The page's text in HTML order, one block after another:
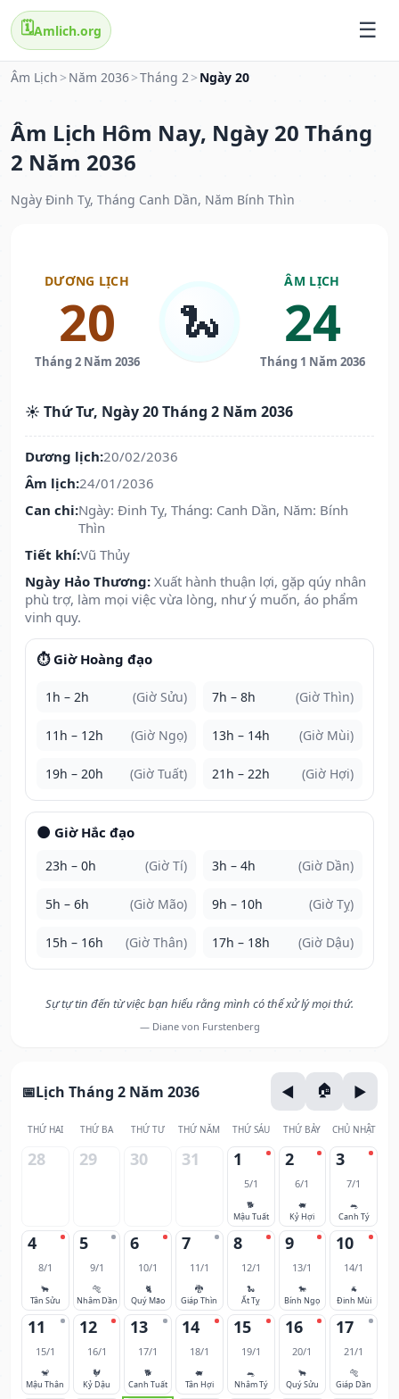
🗓️Amlich.org
Âm Lịch > Năm 2036>Tháng 2> Ngày 20
Âm Lịch Hôm Nay, Ngày 20 Tháng
2 Năm 2036
Ngày Đinh Tỵ, Tháng Canh Dần, Năm Bính Thìn
DƯƠNG LỊCH
20
Tháng 2 Năm 2036
🐍
ÂM LỊCH
24
Tháng 1 Năm 2036
☀️ Thứ Tư, Ngày 20 Tháng 2 Năm 2036
Dương lịch:20/02/2036
Âm lịch:24/01/2036
Can chi:Ngày: Đinh Tỵ, Tháng: Canh Dần, Năm: Bính
Thìn
Tiết khí:Vũ Thủy
Ngày Hảo Thương: Xuất hành thuận lợi, gặp qúy nhân
phù trợ, làm mọi việc vừa lòng, như ý muốn, áo phẩm
vinh quy.
⏱️ Giờ Hoàng đạo
1h – 2h (Giờ Sửu) 7h – 8h (Giờ Thìn)
11h – 12h (Giờ Ngọ) 13h – 14h (Giờ Mùi)
19h – 20h (Giờ Tuất) 21h – 22h (Giờ Hợi)
🌑 Giờ Hắc đạo
23h – 0h (Giờ Tí) 3h – 4h (Giờ Dần)
5h – 6h (Giờ Mão) 9h – 10h (Giờ Tỵ)
15h – 16h (Giờ Thân) 17h – 18h (Giờ Dậu)
Sự tự tin đến từ việc bạn hiểu rằng mình có thể xử lý mọi thứ.
— Diane von Furstenberg
Lịch Tháng 2 Năm 2036
THỨ HAI THỨ BA THỨ TƯ THỨ NĂM THỨ SÁU THỨ BẢY CHỦ NHẬT
28 29 30 31 1
5/1
🐕
Mậu Tuất
2
6/1
🐖
Kỷ Hợi
3
7/1
🐀
Canh Tý
4
8/1
🐂
Tân Sửu
5
9/1
🐅
Nhâm Dần
6
10/1
🐈
Quý Mão
7
11/1
🐉
Giáp Thìn
8
12/1
🐍
Ất Tỵ
9
13/1
🐎
Bính Ngọ
10
14/1
🐐
Đinh Mùi
11
15/1
🐒
Mậu Thân
12
16/1
🐓
Kỷ Dậu
13
17/1
🐕
Canh Tuất
14
18/1
🐖
Tân Hợi
15
19/1
🐀
Nhâm Tý
16
20/1
🐂
Quý Sửu
17
21/1
🐅
Giáp Dần